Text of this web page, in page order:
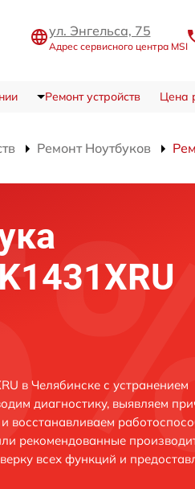
ул. Энгельса, 75
Адрес сервисного центра MSI
Ремонт устройств Цена
Ремонт Ноутбуков
в Челябинске с устранением
диагностику, выявляем
восстанавливаем
рекомендованные
всех функций и